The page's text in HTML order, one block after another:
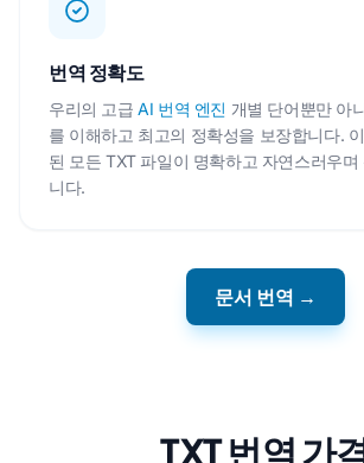
번역 정확도
우리의 고급AI 번역 엔진 개별 단어뿐만 아
를 이해하고 최고의 정확성을 보장합니다.
된 모든 TXT 파일이 명확하고 자연스러우며
니다.
문서 번역 →
TXT 번역 가